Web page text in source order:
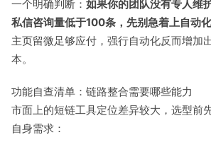
一个明确判断： 如果你的团队没有专人维
私信咨询量低于100条，先别急着上自动化
主页留微足够应付，强行自动化反而增加
本。
功能自查清单：链路整合需要哪些能力
市面上的短链工具定位差异较大，选型前
自身需求：